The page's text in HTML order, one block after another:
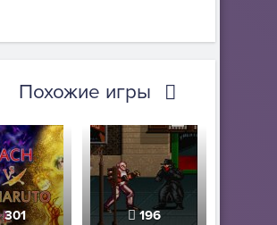
Похожие игры
301 196